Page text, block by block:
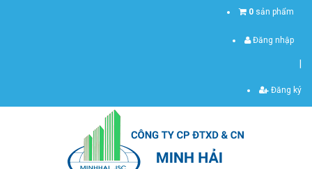
0 sản phẩm
Đăng nhập
Đăng ký